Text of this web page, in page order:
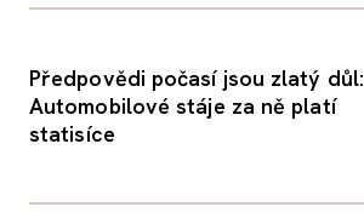
Předpovědi počasí jsou zlatý důl:
Automobilové stáje za ně platí
statisíce